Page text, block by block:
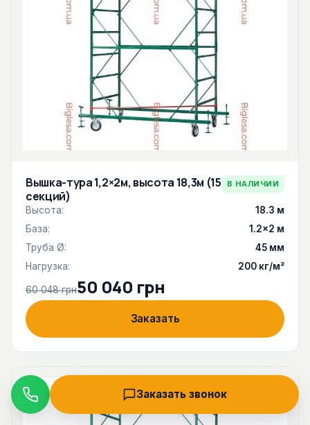
Вышка-тура 1,2×2м, высота 18,3м (15
секций)
В НАЛИЧИИ
Высота:
18.3 м
База:
1.2×2 м
Труба Ø:
45 мм
Нагрузка:
200 кг/м²
60 048 грн50 040 грн
Заказать
Звонок
Заказать звонок